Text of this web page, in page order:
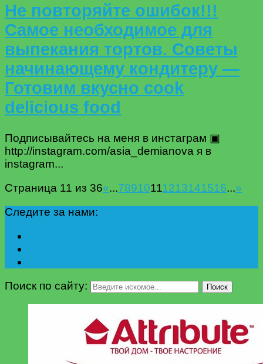
Не повторяйте ошибок!!!
Самое необходимое для
выпекания тортов. Советы
начинающему кондитеру —
Готовим вкусно cook
delicious food
Подписывайтесь на меня в инстаграм ▣
http://instagram.com/asia_demianova я в
instagram...
Страница 11 из 36«...78910111213141516...»
Следите за нами:
Поиск по сайту: Поиск